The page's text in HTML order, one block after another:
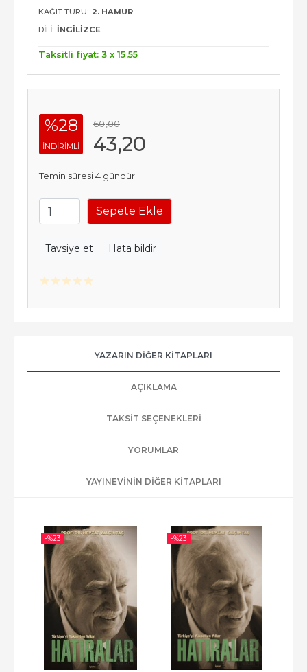
KAĞIT TÜRÜ: 2. HAMUR
DILI: İNGILIZCE
Taksitli fiyat: 3 x 15,55
%28
INDIRIMLI
60,00
43,20
Temin süresi 4 gündür.
Sepete Ekle
Tavsiye et Hata bildir
YAZARIN DIĞER KITAPLARI
AÇIKLAMA
TAKSIT SEÇENEKLERI
YORUMLAR
YAYINEVININ DIĞER KITAPLARI
-%23 -%23